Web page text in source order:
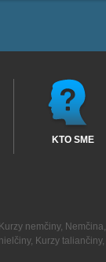
KTO SME
Kurzy nemčiny, Nemčina,
, Kurzy taliančiny,